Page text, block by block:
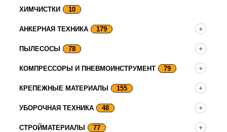
ХИМЧИСТКИ 10
АНКЕРНАЯ ТЕХНИКА 179
ПЫЛЕСОСЫ 78
КОМПРЕССОРЫ И ПНЕВМОИНСТРУМЕНТ 79
КРЕПЕЖНЫЕ МАТЕРИАЛЫ 155
УБОРОЧНАЯ ТЕХНИКА 48
СТРОЙМАТЕРИАЛЫ 77